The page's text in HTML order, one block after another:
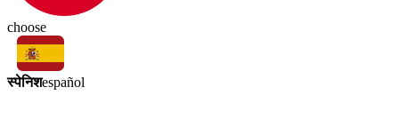
choose
स्पेनिशespañol